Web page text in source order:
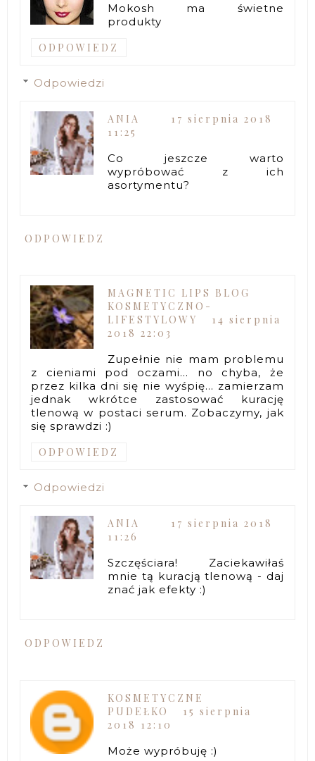
Mokosh ma świetne
produkty
ODPOWIEDZ
Odpowiedzi
ANIA
17 sierpnia 2018
11:25
Co jeszcze warto
wypróbować z ich
asortymentu?
ODPOWIEDZ
MAGNETIC LIPS BLOG
KOSMETYCZNO-
LIFESTYLOWY
14 sierpnia
2018 22:03
Zupełnie nie mam problemu
z cieniami pod oczami... no chyba, że
przez kilka dni się nie wyśpię... zamierzam
jednak wkrótce zastosować kurację
tlenową w postaci serum. Zobaczymy, jak
się sprawdzi :)
ODPOWIEDZ
Odpowiedzi
ANIA
17 sierpnia 2018
11:26
Szczęściara! Zaciekawiłaś
mnie tą kuracją tlenową - daj
znać jak efekty :)
ODPOWIEDZ
KOSMETYCZNE
PUDEŁKO
15 sierpnia
2018 12:10
Może wypróbuję :)